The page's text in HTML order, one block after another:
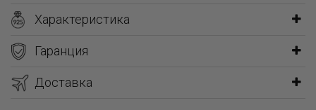
Характеристика
Гаранция
Доставка